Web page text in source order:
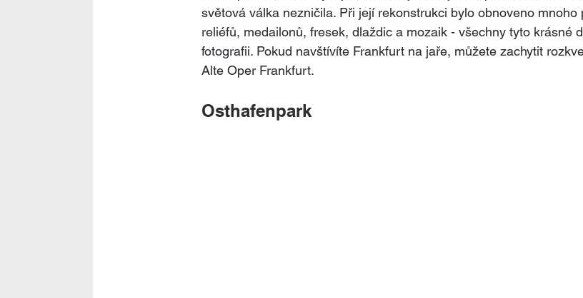
světová válka nezničila. Při její rekonstrukci bylo obnoveno mnoho
reliéfů, medailonů, fresek, dlaždic a mozaik - všechny tyto krásné
fotografii. Pokud navštívíte Frankfurt na jaře, můžete zachytit
Alte Oper Frankfurt.
Osthafenpark